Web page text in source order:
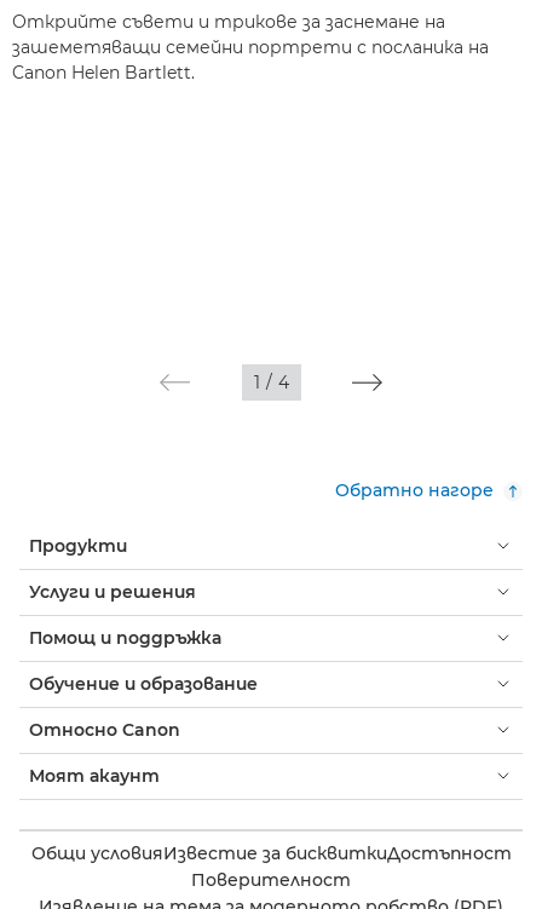
Открийте съвети и трикове за заснемане на
зашеметяващи семейни портрети с посланика на
Canon Helen Bartlett.
1 / 4
Обратно нагоре
Продукти
Услуги и решения
Помощ и поддръжка
Обучение и образование
Относно Canon
Моят акаунт
Общи условияИзвестие за бисквиткиДостъпност
Поверителност